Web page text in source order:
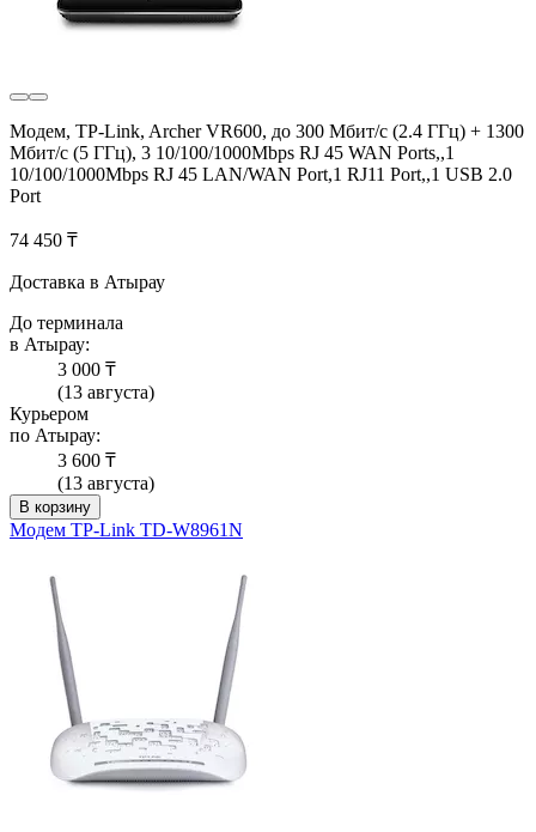
Модем, TP-Link, Archer VR600, до 300 Мбит/с (2.4 ГГц) + 1300
Мбит/с (5 ГГц), 3 10/100/1000Mbps RJ 45 WAN Ports,,1
10/100/1000Mbps RJ 45 LAN/WAN Port,1 RJ11 Port,,1 USB 2.0
Port
74 450 ₸
Доставка в Атырау
До терминала
в Атырау:
3 000 ₸
(13 августа)
Курьером
по Атырау:
3 600 ₸
(13 августа)
В корзину
Модем TP-Link TD-W8961N